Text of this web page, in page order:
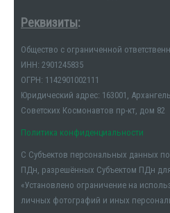
Реквизиты:
Общество с ограниченной
ИНН: 2901245835
ОГРН: 1142901002111
Юридический адрес: 163001,
Советских Космонавтов пр-кт, дом 82
Политика конфиденциальности
С Субъектов персональных данных
ПДн, разрешённых Субъектом ПДн
«Установлено ограничение на
личных фотографий и иных